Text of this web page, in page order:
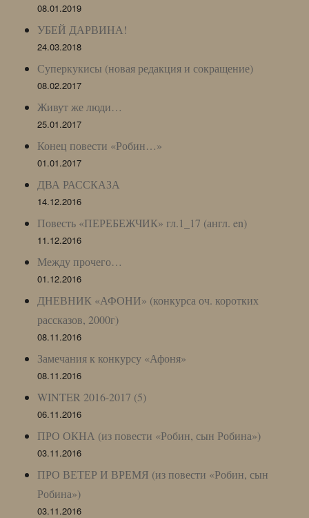
08.01.2019
УБЕЙ ДАРВИНА!
24.03.2018
Суперкукисы (новая редакция и сокращение)
08.02.2017
Живут же люди…
25.01.2017
Конец повести «Робин…»
01.01.2017
ДВА РАССКАЗА
14.12.2016
Повесть «ПЕРЕБЕЖЧИК» гл.1_17 (англ. en)
11.12.2016
Между прочего…
01.12.2016
ДНЕВНИК «АФОНИ» (конкурса оч. коротких
рассказов, 2000г)
08.11.2016
Замечания к конкурсу «Афоня»
08.11.2016
WINTER 2016-2017 (5)
06.11.2016
ПРО ОКНА (из повести «Робин, сын Робина»)
03.11.2016
ПРО ВЕТЕР И ВРЕМЯ (из повести «Робин, сын
Робина»)
03.11.2016